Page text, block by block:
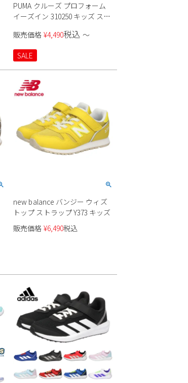
PUMA クルーズ プロフォーム
イーズイン 310250 キッズ スニ
子
販売価格 ¥4,490税込 〜
SALE
new balance バンジー ウィズ
トップ ストラップ Y373 キッズ
販売価格 ¥6,490税込